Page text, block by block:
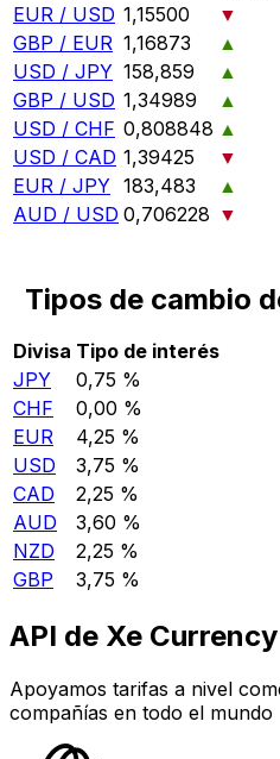
EUR / USD 1,15500
▼
GBP / EUR 1,16873
▲
USD / JPY 158,859
▲
GBP / USD 1,34989
▲
USD / CHF 0,808848 ▲
USD / CAD 1,39425
▼
EUR / JPY 183,483
▲
AUD / USD 0,706228 ▼
Tipos de cambio
Divisa Tipo de interés
JPY
0,75 %
CHF
0,00 %
EUR
4,25 %
USD
3,75 %
CAD
2,25 %
AUD
3,60 %
NZD
2,25 %
GBP
3,75 %
API de Xe
Apoyamos tarifas a nivel
compañías en todo el mundo